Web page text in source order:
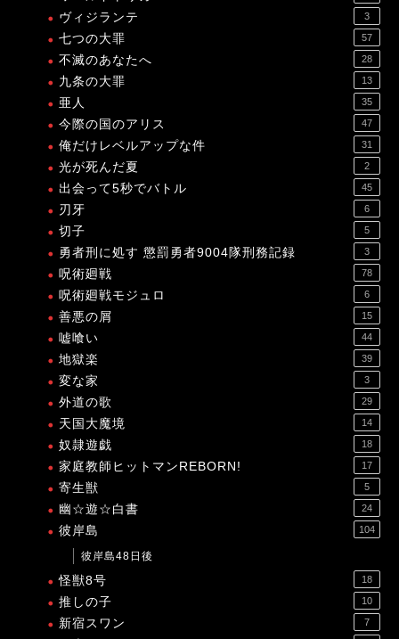
ヴィジランテ 3
七つの大罪 57
不滅のあなたへ 28
九条の大罪 13
亜人 35
今際の国のアリス 47
俺だけレベルアップな件 31
光が死んだ夏 2
出会って5秒でバトル 45
刃牙 6
切子 5
勇者刑に処す 懲罰勇者9004隊刑務記録 3
呪術廻戦 78
呪術廻戦モジュロ 6
善悪の屑 15
嘘喰い 44
地獄楽 39
変な家 3
外道の歌 29
天国大魔境 14
奴隷遊戯 18
家庭教師ヒットマンREBORN! 17
寄生獣 5
幽☆遊☆白書 24
彼岸島 104
彼岸島48日後
怪獣8号 18
推しの子 10
新宿スワン 7